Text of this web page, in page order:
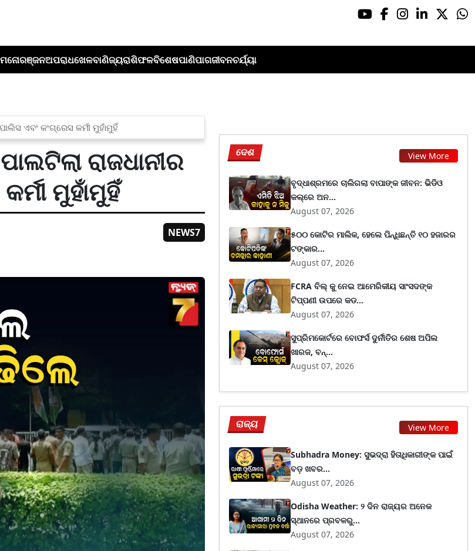
ମନୋରଞ୍ଜନଅପରାଧଖେଳବାଣିଜ୍ୟରାଶିଫଳବିଶେଷପାଣିପାଗଜୀବନଚର୍ଯ୍ୟା
ଏବଂ କଂଗ୍ରେସ କର୍ମୀ ମୁହାଁମୁହିଁ
ରାଜଧାନୀର
ମୁହାଁମୁହିଁ
NEWS7
ଦେଶ View More
ବୃଦ୍ଧାଶ୍ରମରେ ଚାଲିଗଲା ବାପାଙ୍କ ଜୀବନ: ଭିଡିଓ
କଲ୍‌ରେ ଅନ...
August 07, 2026
୫୦୦ କୋଟିର ମାଲିକ, ହେଲେ ପିନ୍ଧିଛନ୍ତି ୧୦ ହଜାରର
ଟଙ୍କାର...
August 07, 2026
FCRA ବିଲ୍ କୁ ନେଇ ଆମେରିକୀୟ ସାଂସଦଙ୍କ
ଟିପ୍ପଣୀ ଉପରେ କଡ...
August 07, 2026
ସୁପ୍ରିମକୋର୍ଟରେ ବୋଫର୍ସ ଦୁର୍ନୀତିର ଶେଷ ଅପିଲ
ଖାରଜ, ବନ୍...
August 07, 2026
ରାଜ୍ୟ View More
Subhadra Money: ସୁଭଦ୍ରା ହିତାଧିକାରୀଙ୍କ ପାଇଁ
ବଡ଼ ଖବର...
August 07, 2026
Odisha Weather: ୨ ଦିନ ରାଜ୍ୟର ଅନେକ
ସ୍ଥାନରେ ପ୍ରବଳରୁ...
August 07, 2026